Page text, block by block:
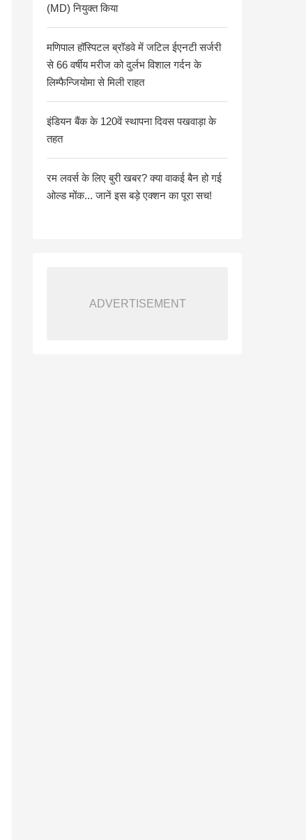
(MD) नियुक्त किया
मणिपाल हॉस्पिटल ब्रॉडवे में जटिल ईएनटी सर्जरी
से 66 वर्षीय मरीज को दुर्लभ विशाल गर्दन के
लिम्फैन्जियोमा से मिली राहत
इंडियन बैंक के 120वें स्थापना दिवस पखवाड़ा के
तहत
रम लवर्स के लिए बुरी खबर? क्या वाकई बैन हो गई
ओल्ड मोंक... जानें इस बड़े एक्शन का पूरा सच!
ADVERTISEMENT